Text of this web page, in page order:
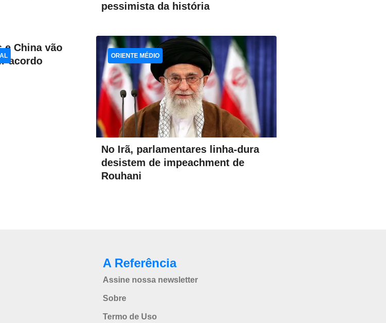
pessimista da história
e China vão
acordo
No Irã, parlamentares linha-dura
desistem de impeachment de
Rouhani
ORIENTE MÉDIO
A Referência
Assine nossa newsletter
Sobre
Termo de Uso